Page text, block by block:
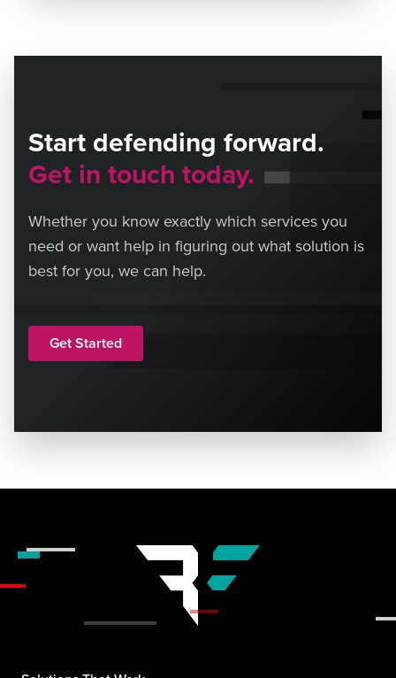
Start defending forward.
Get in touch today.
Whether you know exactly which services you
need or want help in figuring out what solution is
best for you, we can help.
Get Started